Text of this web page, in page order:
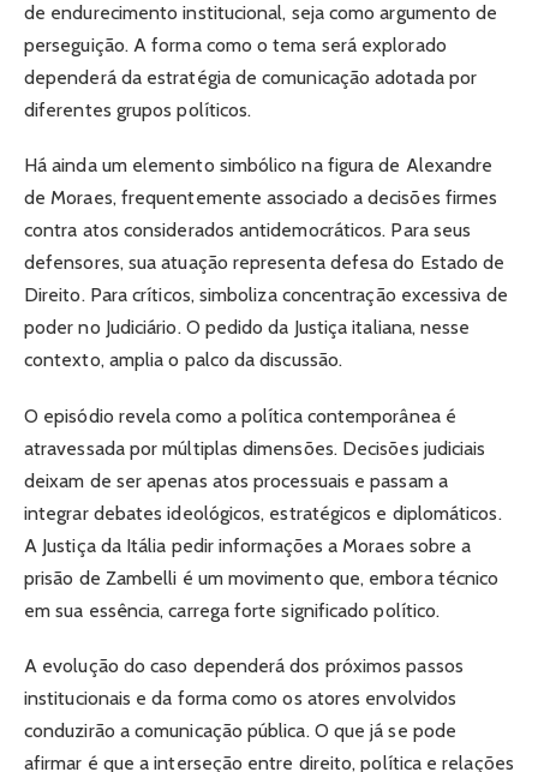
de endurecimento institucional, seja como argumento de
perseguição. A forma como o tema será explorado
dependerá da estratégia de comunicação adotada por
diferentes grupos políticos.
Há ainda um elemento simbólico na figura de Alexandre
de Moraes, frequentemente associado a decisões firmes
contra atos considerados antidemocráticos. Para seus
defensores, sua atuação representa defesa do Estado de
Direito. Para críticos, simboliza concentração excessiva de
poder no Judiciário. O pedido da Justiça italiana, nesse
contexto, amplia o palco da discussão.
O episódio revela como a política contemporânea é
atravessada por múltiplas dimensões. Decisões judiciais
deixam de ser apenas atos processuais e passam a
integrar debates ideológicos, estratégicos e diplomáticos.
A Justiça da Itália pedir informações a Moraes sobre a
prisão de Zambelli é um movimento que, embora técnico
em sua essência, carrega forte significado político.
A evolução do caso dependerá dos próximos passos
institucionais e da forma como os atores envolvidos
conduzirão a comunicação pública. O que já se pode
afirmar é que a interseção entre direito, política e relações